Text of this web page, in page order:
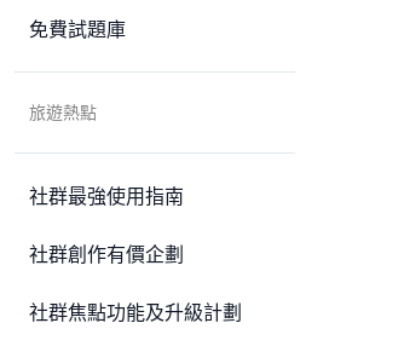
免費試題庫
旅遊熱點
社群最強使用指南
社群創作有價企劃
社群焦點功能及升級計劃